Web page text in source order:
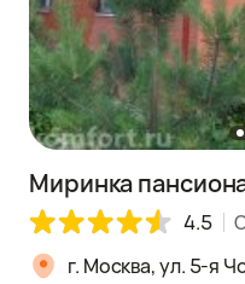
Миринка
4.5
г. Москва, ул. 5-я